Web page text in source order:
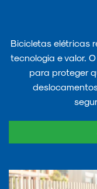
Bicicletas elétricas
tecnologia e valor.
para proteger